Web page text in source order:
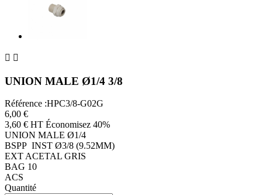
 
UNION MALE Ø1/4 3/8
Référence :HPC3/8-G02G
6,00 €
3,60 € HT Économisez 40%
UNION MALE Ø1/4
BSPP INST Ø3/8 (9.52MM)
EXT ACETAL GRIS
BAG 10
ACS
Quantité